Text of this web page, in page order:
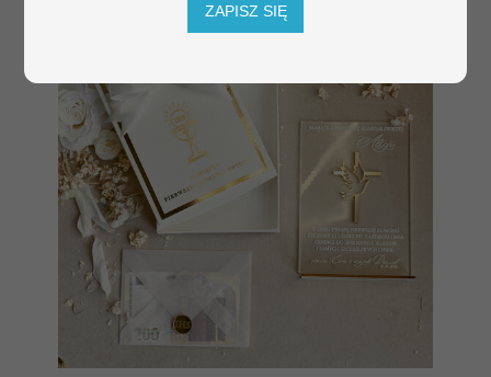
ZAPISZ SIĘ